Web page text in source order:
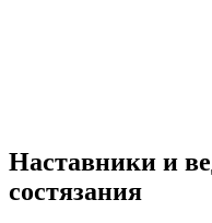
Наставники и
состязания